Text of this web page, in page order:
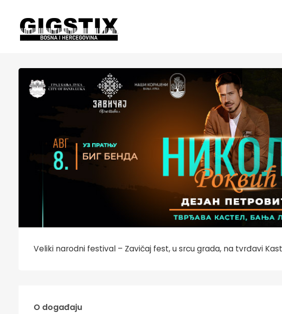
Veliki narodni festival – Zavičaj fest, u srcu grada, na tvrđavi
O događaju